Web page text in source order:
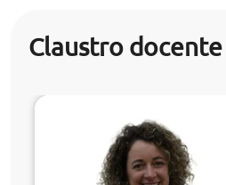
Claustro docente